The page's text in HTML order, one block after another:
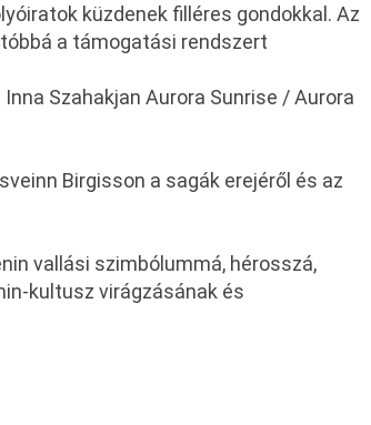
küzdenek filléres gondokkal. Az
a támogatási rendszert
Szahakjan Aurora Sunrise / Aurora
Birgisson a sagák erejéről és az
vallási szimbólummá, hérosszá,
kultusz virágzásának és